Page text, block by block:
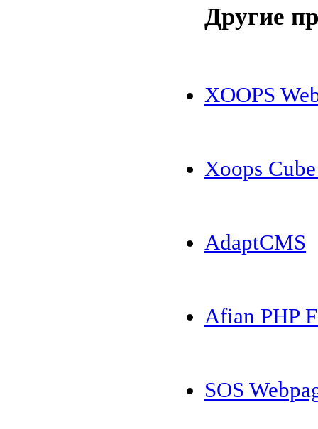
Другие
XOOPS
Xoops
AdaptCMS
Afian PHP
SOS